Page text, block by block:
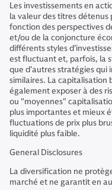
Les investissements en
la valeur des titres
fonction des perspectives
et/ou de la conjoncture
différents styles
est fluctuant et, parfois, la
que d’autres stratégies qui
similaires. La capitalisation
également exposer à des
ou "moyennes"
plus importantes et mieux
fluctuations de prix plus
liquidité plus faible.
General Disclosures
La diversification ne
marché et ne garantit en